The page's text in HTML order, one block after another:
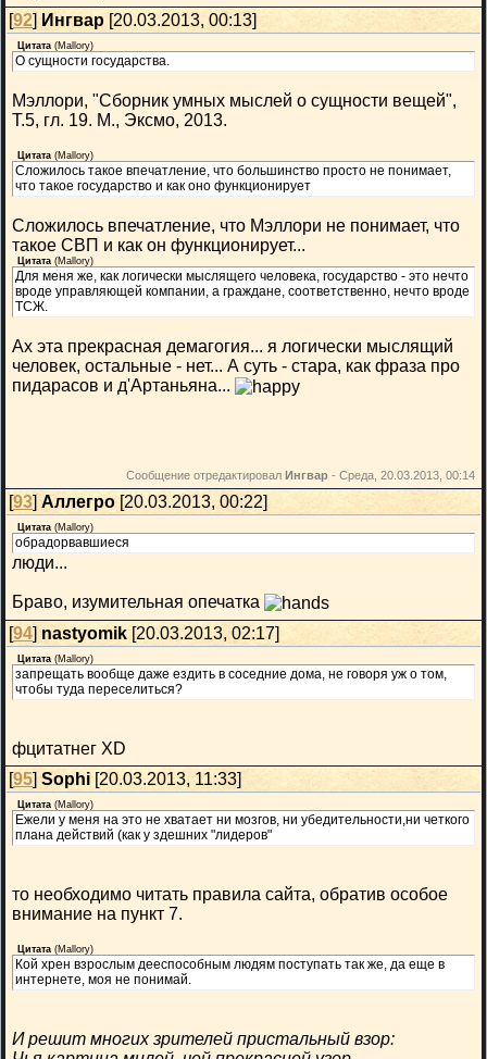
[92]Ингвар [20.03.2013, 00:13]
Цитата (Mallory)
О сущности государства.
Мэллори, "Сборник умных мыслей о сущности вещей",
Т.5, гл. 19. М., Эксмо, 2013.
Цитата (Mallory)
Сложилось такое впечатление, что большинство просто не понимает,
что такое государство и как оно функционирует
Сложилось впечатление, что Мэллори не понимает, что
такое СВП и как он функционирует...
Цитата (Mallory)
Для меня же, как логически мыслящего человека, государство - это нечто
вроде управляющей компании, а граждане, соответственно, нечто вроде
ТСЖ.
Ах эта прекрасная демагогия... я логически мыслящий
человек, остальные - нет... А суть - стара, как фраза про
пидарасов и д'Артаньяна...
Сообщение отредактировал Ингвар - Среда, 20.03.2013, 00:14
[93]Аллегро [20.03.2013, 00:22]
Цитата (Mallory)
обрадорвавшиеся
люди...
Браво, изумительная опечатка
[94]nastyomik [20.03.2013, 02:17]
Цитата (Mallory)
запрещать вообще даже ездить в соседние дома, не говоря уж о том,
чтобы туда переселиться?
фцитатнег XD
[95]Sophi [20.03.2013, 11:33]
Цитата (Mallory)
Ежели у меня на это не хватает ни мозгов, ни убедительности,ни четкого
плана действий (как у здешних "лидеров"
то необходимо читать правила сайта, обратив особое
внимание на пункт 7.
Цитата (Mallory)
Кой хрен взрослым дееспособным людям поступать так же, да еще в
интернете, моя не понимай.
И решит многих зрителей пристальный взор: